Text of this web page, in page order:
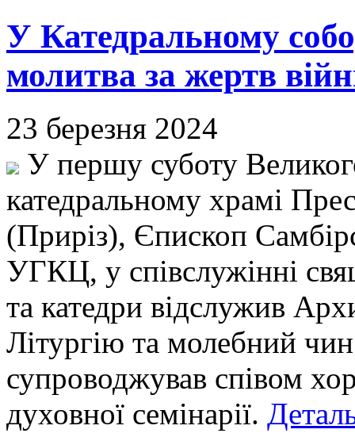
У Катедральному
молитва за жертв
23 березня 2024
У першу суботу
катедральному храмі
(Приріз), Єпископ
УГКЦ, у співслужінні
та катедри відслужив
Літургію та молебний
супроводжував співом
духовної семінарії.